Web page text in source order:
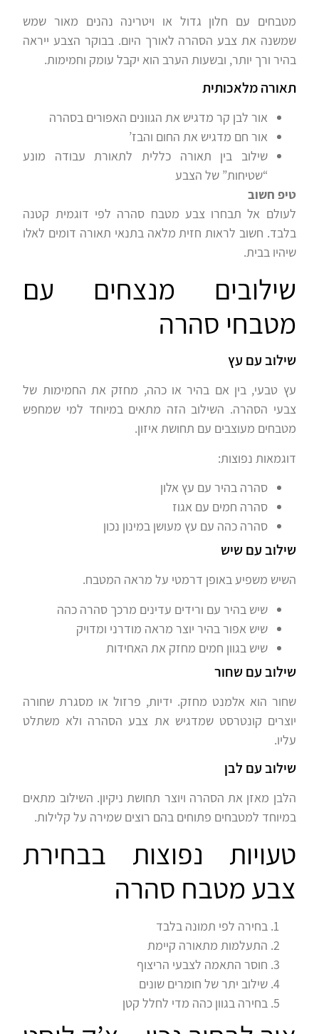
מטבחים עם חלון גדול או ויטרינה נהנים מאור שמש
שמשנה את צבע הסהרה לאורך היום. בבוקר הצבע ייראה
בהיר ורך יותר, ובשעות הערב הוא יקבל עומק וחמימות.
תאורה מלאכותית
אור לבן קר מדגיש את הגוונים האפורים בסהרה
אור חם מדגיש את החום והבז’
שילוב בין תאורה כללית לתאורת עבודה מונע
“שטיחות” של הצבע
טיפ חשוב
לעולם אל תבחרו צבע מטבח סהרה לפי דוגמית קטנה
בלבד. חשוב לראות חזית מלאה בתנאי תאורה דומים לאלו
שיהיו בבית.
שילובים מנצחים עם
מטבחי סהרה
שילוב עם עץ
עץ טבעי, בין אם בהיר או כהה, מחזק את החמימות של
צבעי הסהרה. השילוב הזה מתאים במיוחד למי שמחפש
מטבחים מעוצבים עם תחושת איזון.
דוגמאות נפוצות:
סהרה בהיר עם עץ אלון
סהרה חמים עם אגוז
סהרה כהה עם עץ מעושן במינון נכון
שילוב עם שיש
השיש משפיע באופן דרמטי על מראה המטבח.
שיש בהיר עם ורידים עדינים מרכך סהרה כהה
שיש אפור בהיר יוצר מראה מודרני ומדויק
שיש בגוון חמים מחזק את האחידות
שילוב עם שחור
שחור הוא אלמנט מחזק. ידיות, פרזול או מסגרת שחורה
יוצרים קונטרסט שמדגיש את צבע הסהרה ולא משתלט
עליו.
שילוב עם לבן
הלבן מאזן את הסהרה ויוצר תחושת ניקיון. השילוב מתאים
במיוחד למטבחים פתוחים בהם רוצים שמירה על קלילות.
טעויות נפוצות בבחירת
צבע מטבח סהרה
בחירה לפי תמונה בלבד
התעלמות מתאורה קיימת
חוסר התאמה לצבעי הריצוף
שילוב יתר של חומרים שונים
בחירה בגוון כהה מדי לחלל קטן